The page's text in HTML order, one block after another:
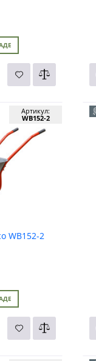
WB152-2
Артикул:
WB152-2